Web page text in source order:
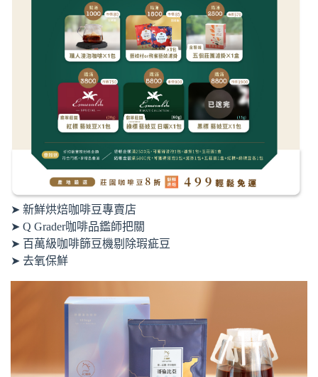
➤ 新鮮烘焙咖啡豆專賣店
➤ Q Grader咖啡品鑑師把關
➤ 百萬級咖啡篩豆機剔除瑕疵豆
➤ 去氧保鮮